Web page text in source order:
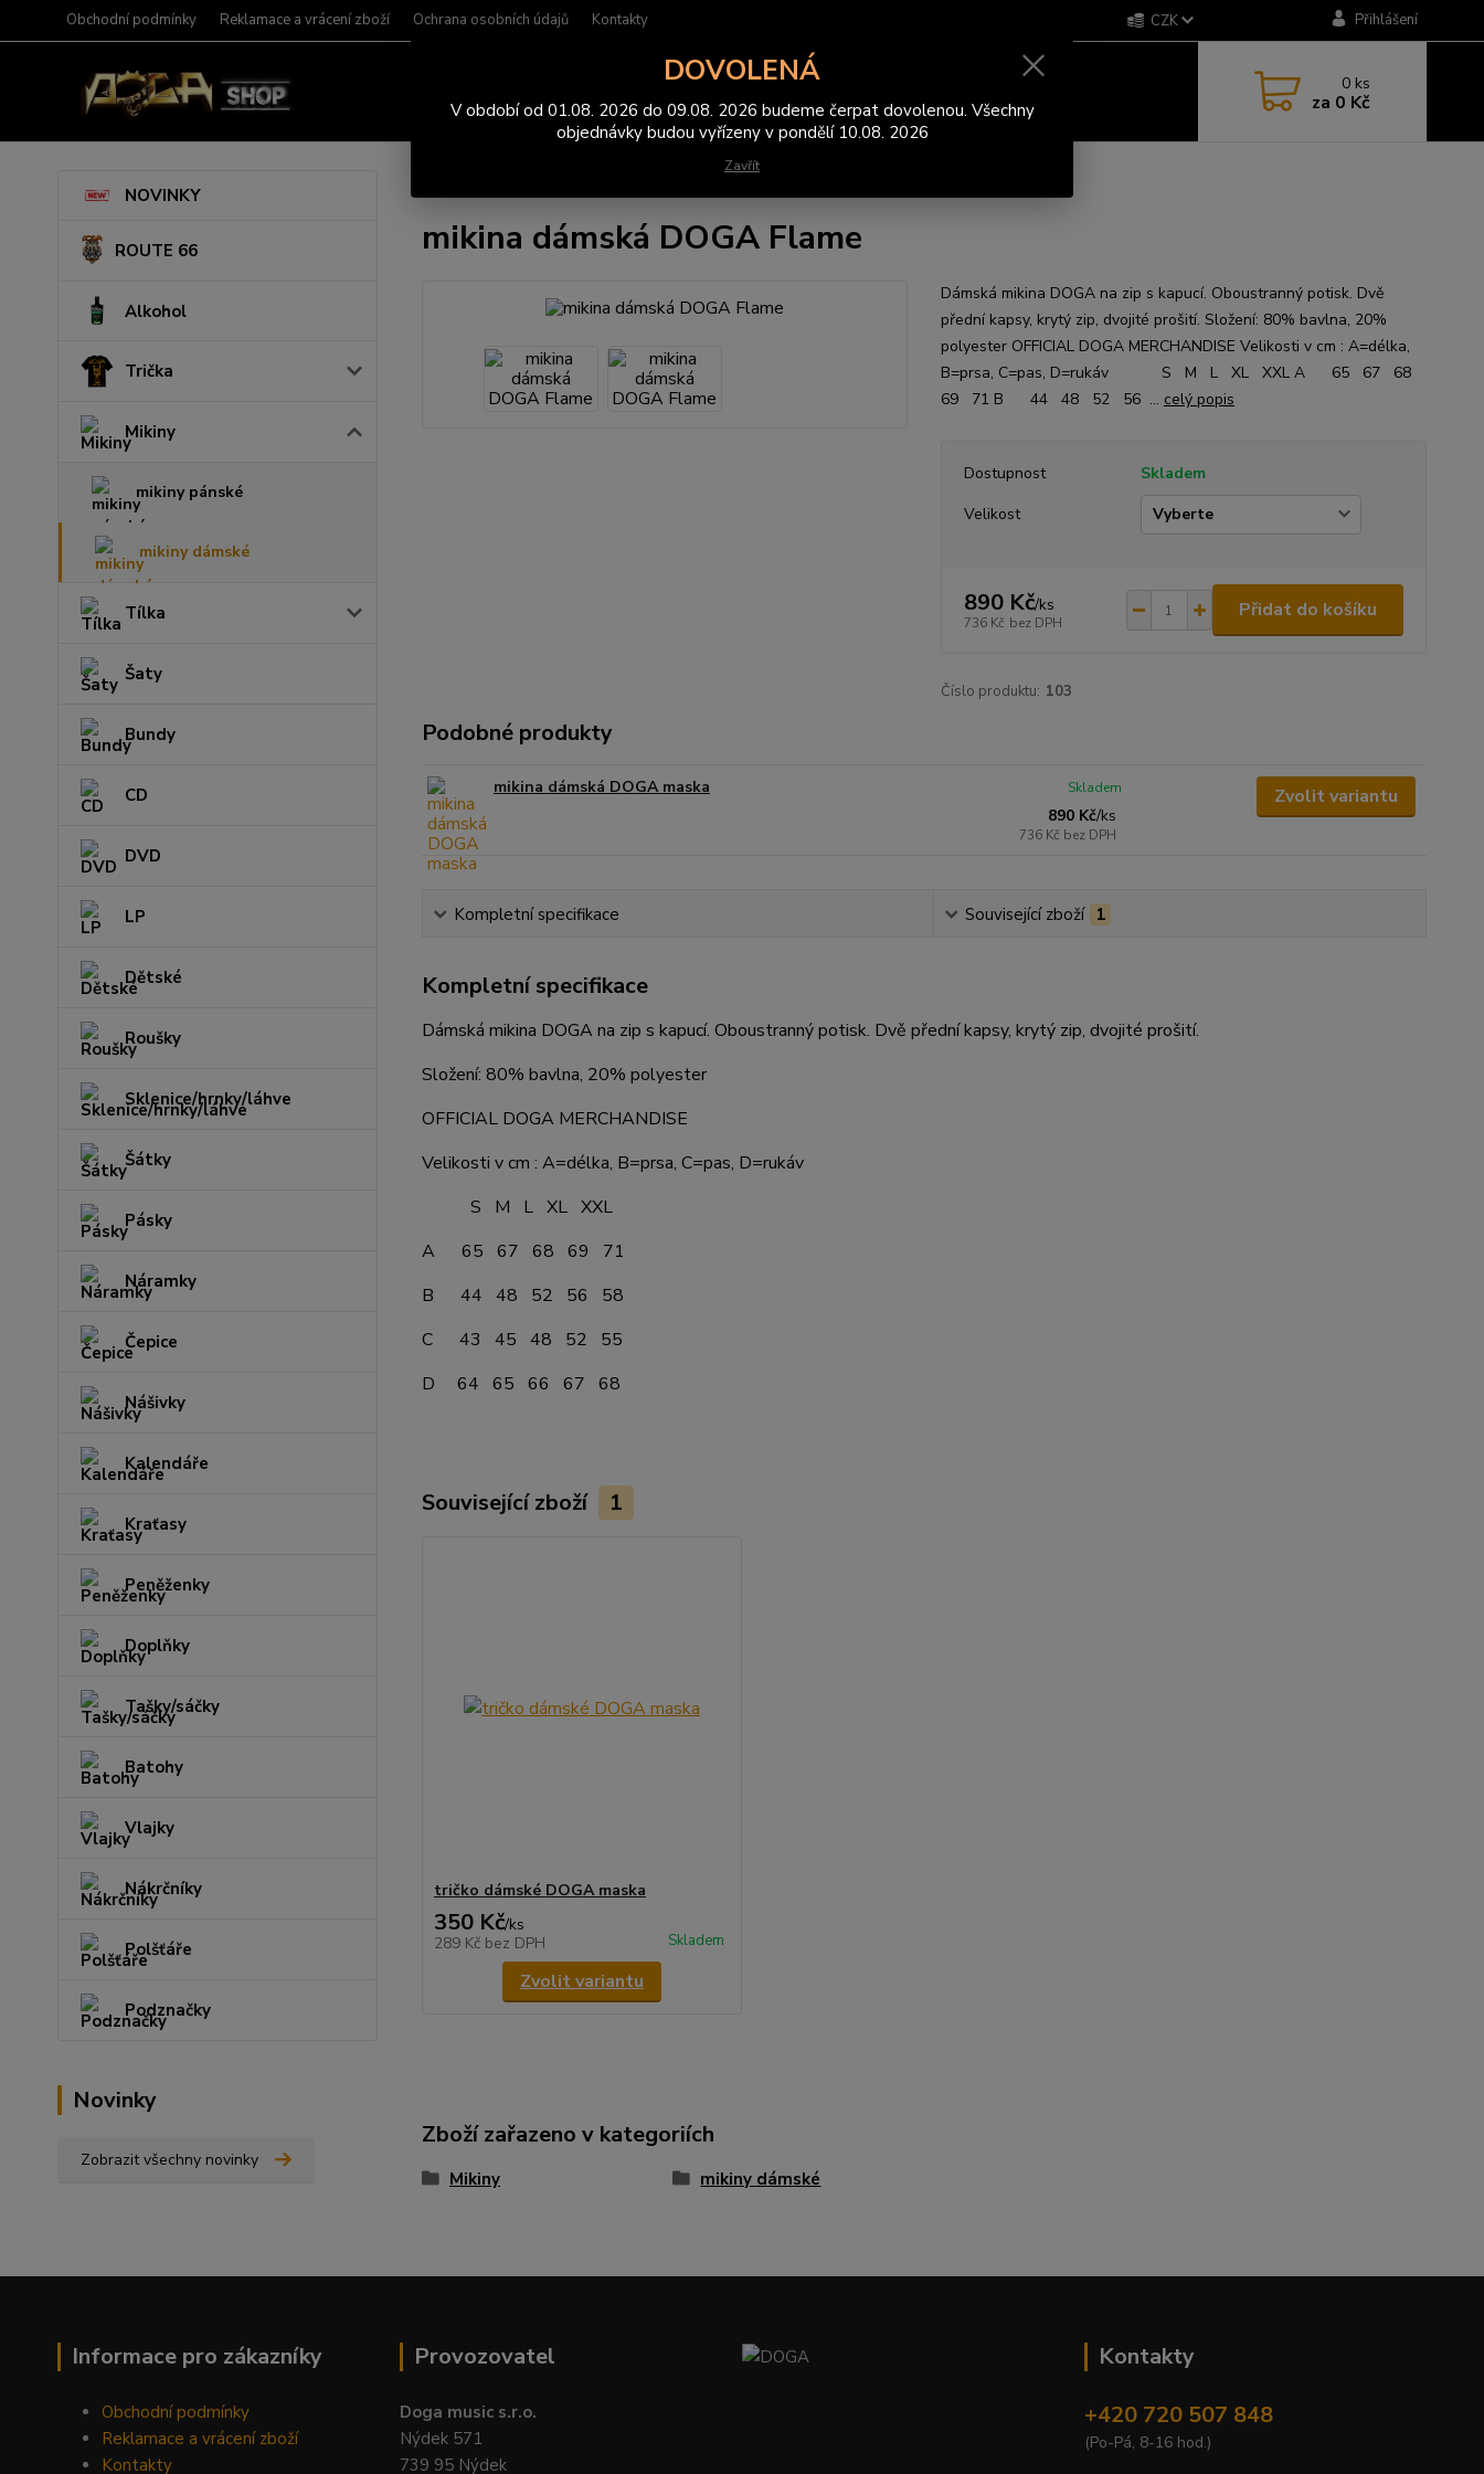
Obchodní podmínky Reklamace a vrácení zboží Ochrana osobních údajů Kontakty CZK Přihlášení
0 ks
za 0 Kč
NOVINKY
ROUTE 66
Alkohol
Trička
Mikiny
mikiny pánské
mikiny dámské
Tílka
Šaty
Bundy
CD
DVD
LP
Dětské
Roušky
Sklenice/hrnky/láhve
Šátky
Pásky
Náramky
Čepice
Nášivky
Kalendáře
Kraťasy
Peněženky
Doplňky
Tašky/sáčky
Batohy
Vlajky
Nákrčníky
Polšťáře
Podznačky
Novinky
Zobrazit všechny novinky
mikina dámská DOGA Flame
Dámská mikina DOGA na zip s kapucí. Oboustranný potisk. Dvě
přední kapsy, krytý zip, dvojité prošití. Složení: 80% bavlna, 20%
polyester OFFICIAL DOGA MERCHANDISE Velikosti v cm : A=délka,
B=prsa, C=pas, D=rukáv S M L XL XXL A 65 67 68
69 71 B 44 48 52 56 ... celý popis
Dostupnost
Skladem
Velikost
890 Kč/ks
736 Kč bez DPH
Přidat do košíku
Číslo produktu: 103
Podobné produkty
mikina dámská DOGA maska
890 Kč/ks
736 Kč bez DPH
Skladem Zvolit variantu
Kompletní specifikace Související zboží 1
Kompletní specifikace
Dámská mikina DOGA na zip s kapucí. Oboustranný potisk. Dvě přední kapsy, krytý zip, dvojité prošití.
Složení: 80% bavlna, 20% polyester
OFFICIAL DOGA MERCHANDISE
Velikosti v cm : A=délka, B=prsa, C=pas, D=rukáv
S M L XL XXL
A 65 67 68 69 71
B 44 48 52 56 58
C 43 45 48 52 55
D 64 65 66 67 68
Související zboží 1
tričko dámské DOGA maska
350 Kč/ks
289 Kč bez DPH Skladem
Zvolit variantu
Zboží zařazeno v kategoriích
Mikiny mikiny dámské
Informace pro zákazníky
Obchodní podmínky
Reklamace a vrácení zboží
Kontakty
Provozovatel
Doga music s.r.o.
Nýdek 571
739 95 Nýdek
Kontakty
+420 720 507 848
(Po-Pá, 8-16 hod.)
DOVOLENÁ
V období od 01.08. 2026 do 09.08. 2026 budeme čerpat dovolenou. Všechny
objednávky budou vyřízeny v pondělí 10.08. 2026
Zavřít